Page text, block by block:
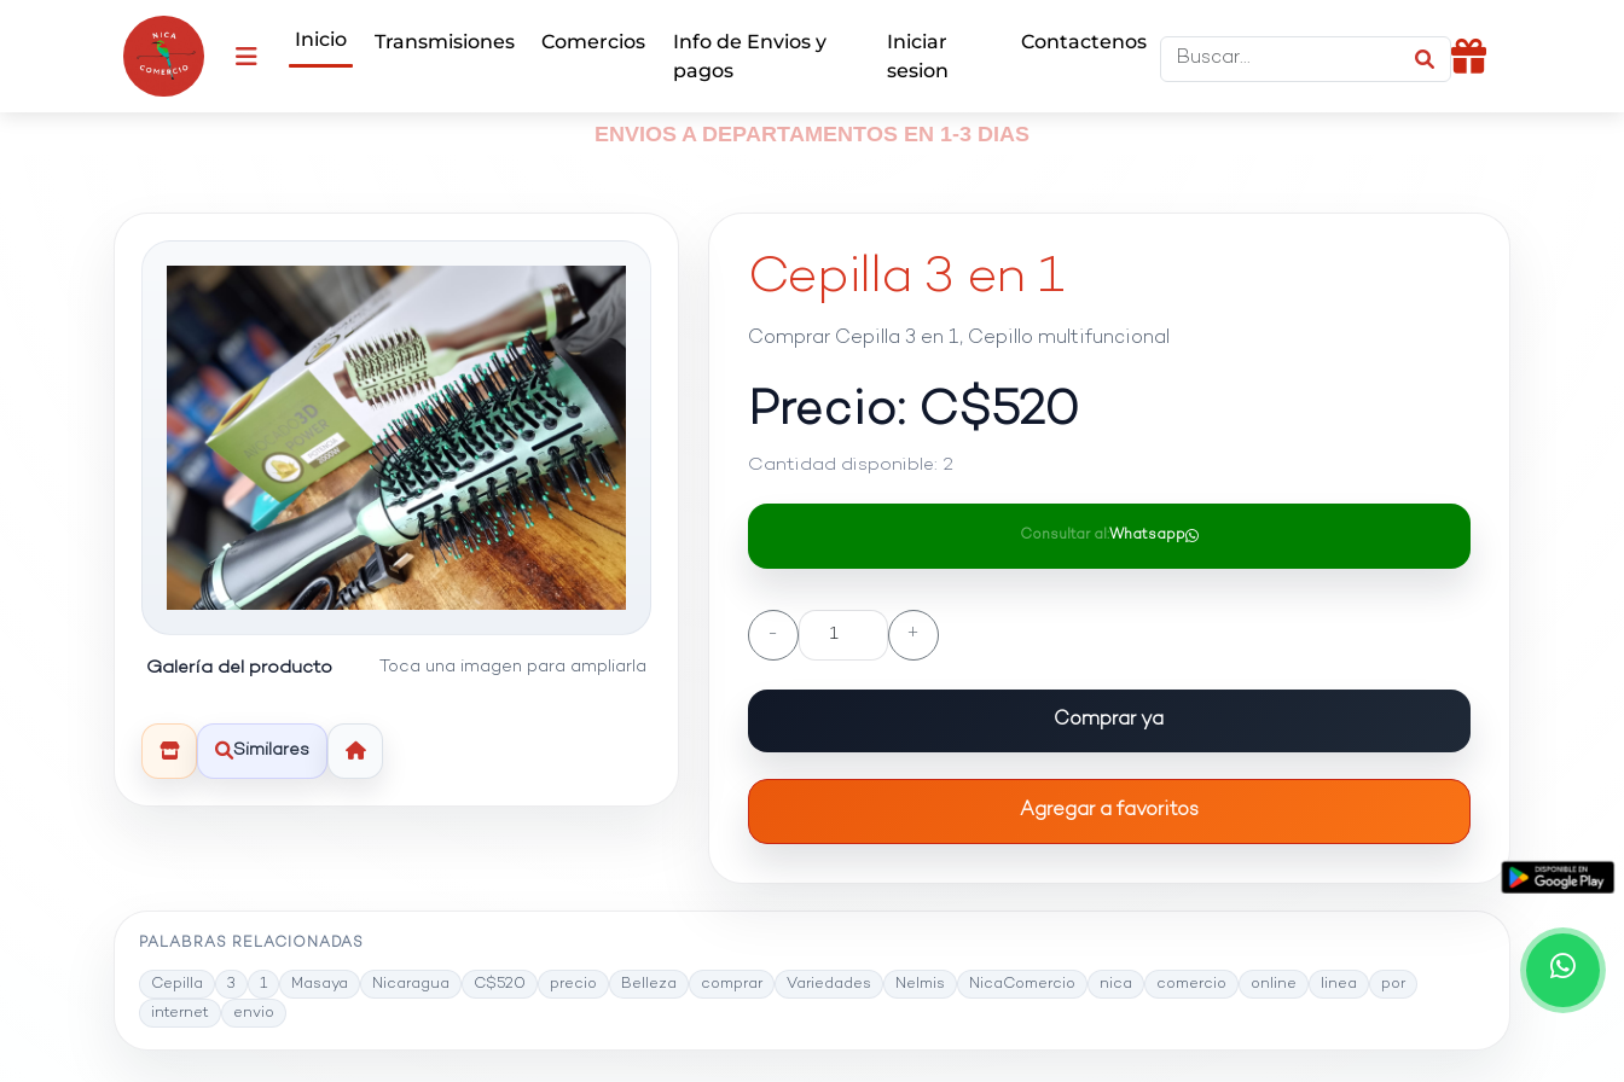
Inicio Transmisiones Comercios
Info de Envios y
pagos
Iniciar
sesion
Contactenos
ENVIOS A DEPARTAMENTOS EN 1-3 DIAS
Galería del producto Toca una imagen para ampliarla
Similares
Cepilla 3 en 1
Comprar Cepilla 3 en 1, Cepillo multifuncional
Precio: C$520
Cantidad disponible: 2
Consultar al:Whatsapp
- +
Comprar ya
Agregar a favoritos
PALABRAS RELACIONADAS
Cepilla 3 1 Masaya Nicaragua C$520 precio Belleza comprar Variedades Nelmis NicaComercio nica comercio online linea
por
internet
envio